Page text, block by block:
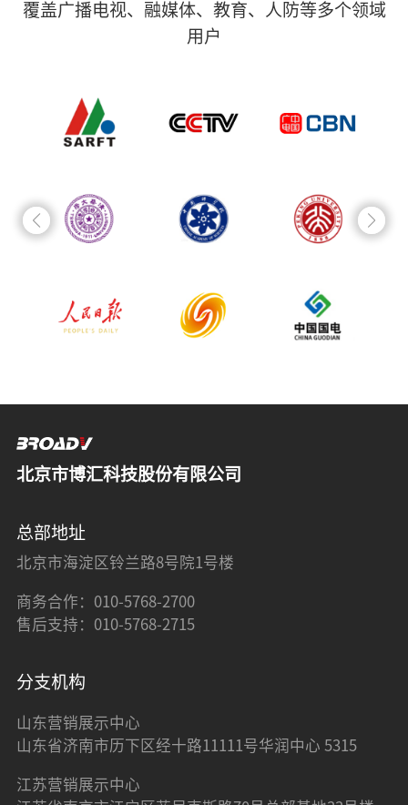
覆盖广播电视、融媒体、教育、人防等多个领域
用户
北京市博汇科技股份有限公司
总部地址
北京市海淀区铃兰路8号院1号楼
商务合作：010-5768-2700
售后支持：010-5768-2715
分支机构
山东营销展示中心
山东省济南市历下区经十路11111号华润中心 5315
江苏营销展示中心